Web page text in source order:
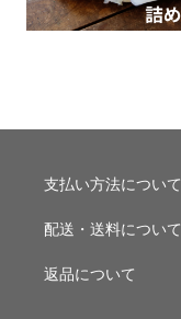
支払い方法について
配送・送料について
返品について